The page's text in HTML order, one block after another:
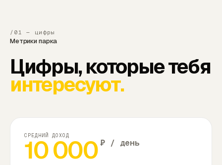
/01 — цифры
Метрики парка
Цифры, которые тебя
интересуют.
СРЕДНИЙ ДОХОД
10 000₽ / день